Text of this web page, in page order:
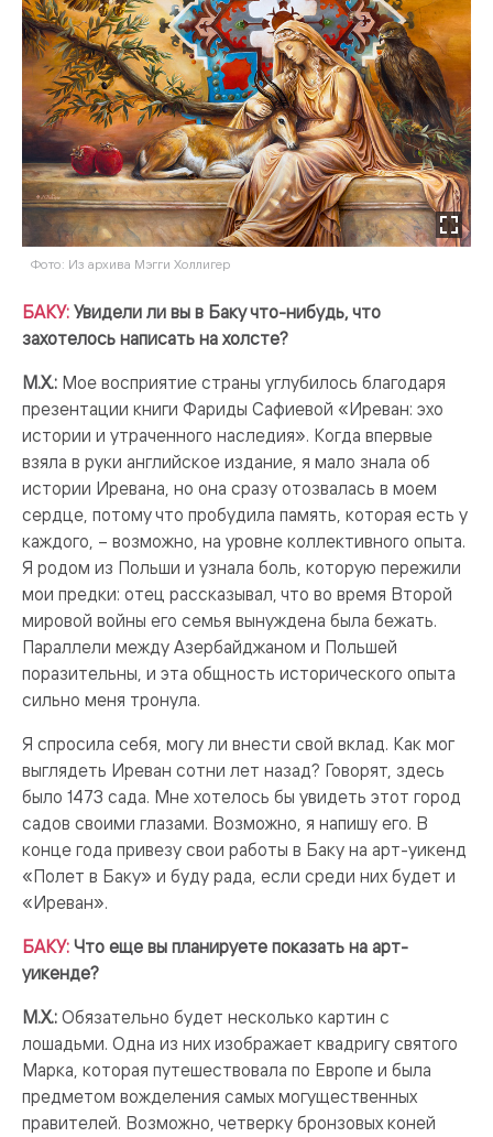
Фото: Из архива Мэгги Холлигер
БАКУ: Увидели ли вы в Баку что-нибудь, что
захотелось написать на холсте?
М.Х.: Мое восприятие страны углубилось благодаря
презентации книги Фариды Сафиевой «Иреван: эхо
истории и утраченного наследия». Когда впервые
взяла в руки английское издание, я мало знала об
истории Иревана, но она сразу отозвалась в моем
сердце, потому что пробудила память, которая есть у
каждого, – возможно, на уровне коллективного опыта.
Я родом из Польши и узнала боль, которую пережили
мои предки: отец рассказывал, что во время Второй
мировой войны его семья вынуждена была бежать.
Параллели между Азербайджаном и Польшей
поразительны, и эта общность исторического опыта
сильно меня тронула.
Я спросила себя, могу ли внести свой вклад. Как мог
выглядеть Иреван сотни лет назад? Говорят, здесь
было 1473 сада. Мне хотелось бы увидеть этот город
садов своими глазами. Возможно, я напишу его. В
конце года привезу свои работы в Баку на арт-уикенд
«Полет в Баку» и буду рада, если среди них будет и
«Иреван».
БАКУ: Что еще вы планируете показать на арт-
уикенде?
М.Х.: Обязательно будет несколько картин с
лошадьми. Одна из них изображает квадригу святого
Марка, которая путешествовала по Европе и была
предметом вожделения самых могущественных
правителей. Возможно, четверку бронзовых коней